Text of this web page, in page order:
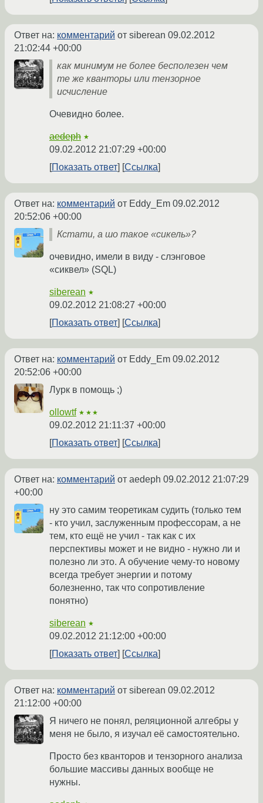
Ответ на: комментарий от siberean 09.02.2012
21:02:44 +00:00
как минимум не более бесполезен чем
те же кванторы или тензорное
исчисление
Очевидно более.
aedeph ★
09.02.2012 21:07:29 +00:00
Показать ответ
Ссылка
Ответ на: комментарий от Eddy_Em 09.02.2012
20:52:06 +00:00
Кстати, а шо такое «сикель»?
очевидно, имели в виду - слэнговое
«сиквел» (SQL)
siberean ★
09.02.2012 21:08:27 +00:00
Показать ответ
Ссылка
Ответ на: комментарий от Eddy_Em 09.02.2012
20:52:06 +00:00
Лурк в помощь ;)
ollowtf ★★★
09.02.2012 21:11:37 +00:00
Показать ответ
Ссылка
Ответ на: комментарий от aedeph 09.02.2012 21:07:29
+00:00
ну это самим теоретикам судить (только тем
- кто учил, заслуженным профессорам, а не
тем, кто ещё не учил - так как с их
перспективы может и не видно - нужно ли и
полезно ли это. А обучение чему-то новому
всегда требует энергии и потому
болезненно, так что сопротивление
понятно)
siberean ★
09.02.2012 21:12:00 +00:00
Показать ответ
Ссылка
Ответ на: комментарий от siberean 09.02.2012
21:12:00 +00:00
Я ничего не понял, реляционной алгебры у
меня не было, я изучал её самостоятельно.
Просто без кванторов и тензорного анализа
большие массивы данных вообще не
нужны.